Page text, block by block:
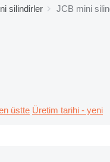
silindirler JCB mini
üstte Üretim tarihi - yeni